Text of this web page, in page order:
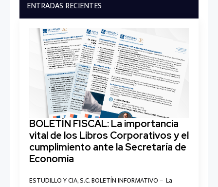
ENTRADAS RECIENTES
BOLETÍN FISCAL: La importancia
vital de los Libros Corporativos y el
cumplimiento ante la Secretaría de
Economía
ESTUDILLO Y CIA, S.C. BOLETÍN INFORMATIVO – La